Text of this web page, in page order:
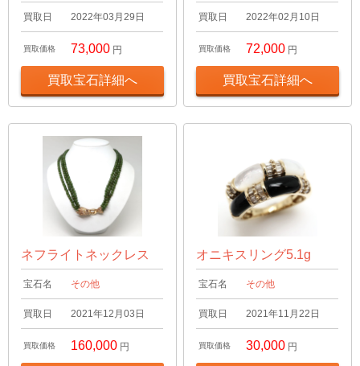
買取日 2022年03月29日
買取価格 73,000 円
買取宝石詳細へ
買取日 2022年02月10日
買取価格 72,000 円
買取宝石詳細へ
ネフライトネックレス
宝石名 その他
買取日 2021年12月03日
買取価格 160,000 円
オニキスリング5.1g
宝石名 その他
買取日 2021年11月22日
買取価格 30,000 円